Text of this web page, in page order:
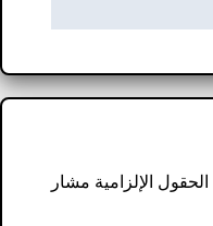
الحقول الإلزامية مشار